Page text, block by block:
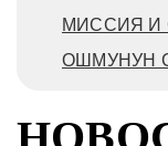
МИССИЯ И
ОШМУНУН